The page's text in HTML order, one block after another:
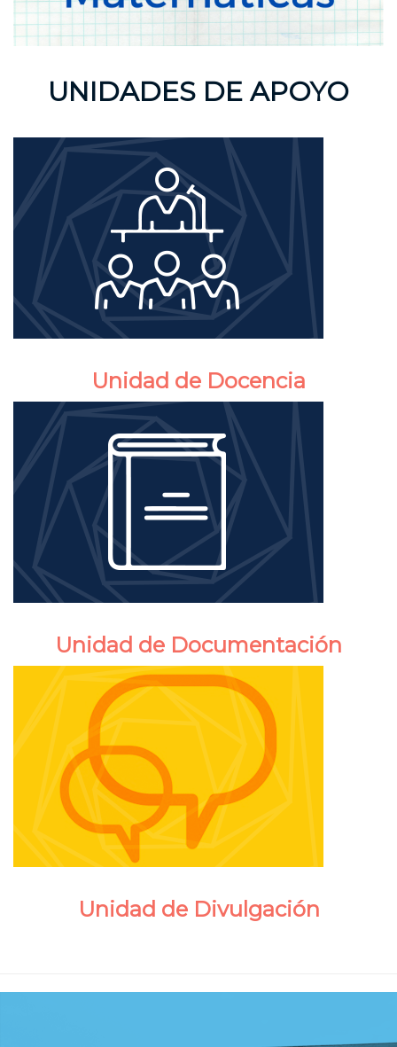
UNIDADES DE APOYO
Unidad de Docencia
Unidad de Documentación
Unidad de Divulgación